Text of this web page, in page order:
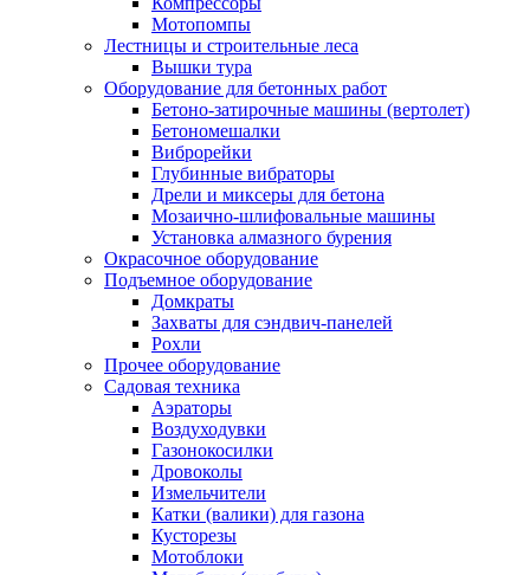
Мотопомпы
Лестницы и строительные леса
Вышки тура
Оборудование для бетонных работ
Бетоно-затирочные машины (вертолет)
Бетономешалки
Виброрейки
Глубинные вибраторы
Дрели и миксеры для бетона
Мозаично-шлифовальные машины
Установка алмазного бурения
Окрасочное оборудование
Подъемное оборудование
Домкраты
Захваты для сэндвич-панелей
Рохли
Прочее оборудование
Садовая техника
Аэраторы
Воздуходувки
Газонокосилки
Дровоколы
Измельчители
Катки (валики) для газона
Кусторезы
Мотоблоки